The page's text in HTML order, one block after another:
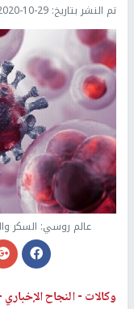
تم النشر بتاريخ: 10-29 00:20
عالم روسي: السكر
وكالات -النجاح الإخباري